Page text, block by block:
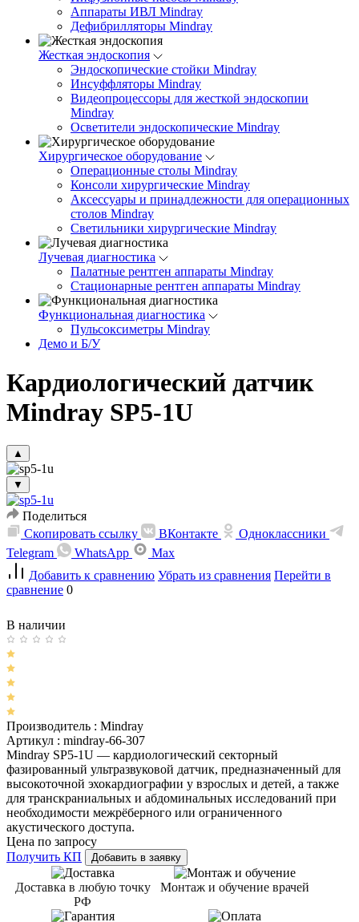
Аппараты ИВЛ Mindray
Дефибрилляторы Mindray
Жесткая эндоскопия
Эндоскопические стойки Mindray
Инсуффляторы Mindray
Видеопроцессоры для жесткой эндоскопии
Mindray
Осветители эндоскопические Mindray
Хирургическое оборудование
Операционные столы Mindray
Консоли хирургические Mindray
Аксессуары и принадлежности для операционных
столов Mindray
Светильники хирургические Mindray
Лучевая диагностика
Палатные рентген аппараты Mindray
Стационарные рентген аппараты Mindray
Функциональная диагностика
Пульсоксиметры Mindray
Демо и Б/У
Кардиологический датчик
Mindray SP5-1U
▲
▼
Поделиться
Скопировать ссылку
ВКонтакте
Одноклассники
Telegram
WhatsApp
Max
Добавить к сравнению Убрать из сравнения Перейти в
сравнение 0
В наличии
Производитель : Mindray
Артикул : mindray-66-307
Mindray SP5-1U — кардиологический секторный
фазированный ультразвуковой датчик, предназначенный для
высокоточной эхокардиографии у взрослых и детей, а также
для транскраниальных и абдоминальных исследований при
необходимости межрёберного или ограниченного
акустического доступа.
Цена по запросу
Получить КП
Добавить в заявку
Доставка в любую точку
РФ
Монтаж и обучение врачей